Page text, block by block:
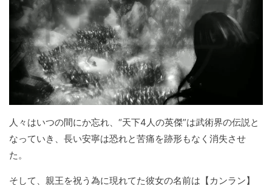
人々はいつの間にか忘れ、“天下4人の英傑”は武術界の伝説と
なっていき、長い安寧は恐れと苦痛を跡形もなく消失させ
た。
そして、親王を祝う為に現れてた彼女の名前は【カンラン】